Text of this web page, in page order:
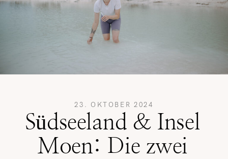
23. OKTOBER 2024
Südseeland & Insel
Moen: Die zwei
REISEN
REISETIPPS